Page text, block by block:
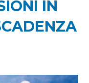
IN